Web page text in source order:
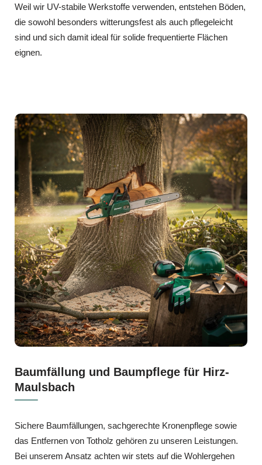
Weil wir UV-stabile Werkstoffe verwenden, entstehen Böden,
die sowohl besonders witterungsfest als auch pflegeleicht
sind und sich damit ideal für solide frequentierte Flächen
eignen.
Baumfällung und Baumpflege für Hirz-
Maulsbach
Sichere Baumfällungen, sachgerechte Kronenpflege sowie
das Entfernen von Totholz gehören zu unseren Leistungen.
Bei unserem Ansatz achten wir stets auf die Wohlergehen